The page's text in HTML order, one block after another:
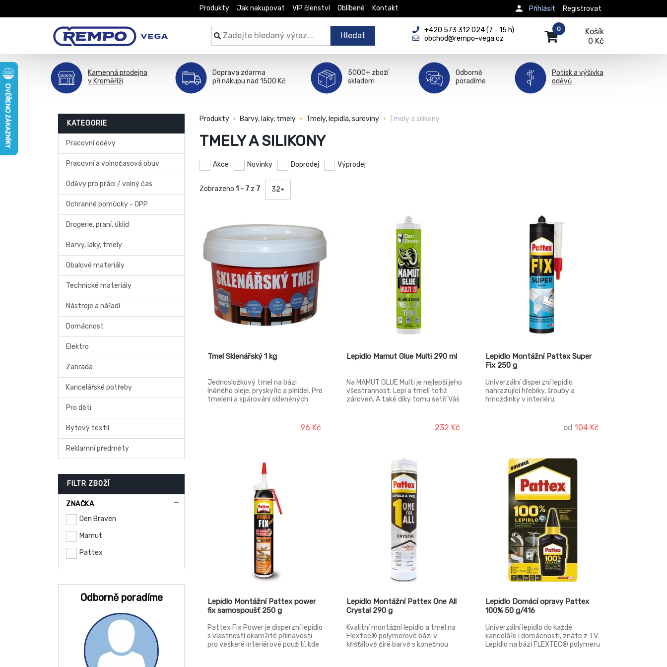
Produkty Jak nakupovat VIP členství Oblíbené Kontakt Registrovat
Přihlásit
Hledat
+420 573 312 024 (7 - 15 h)
obchod@rempo-vega.cz
Košík
0 Kč
0
Kamenná prodejna
v Kroměříži
Doprava zdarma
při nákupu nad 1500 Kč
5000+ zboží
skladem
Odborně
poradíme
Potisk a výšivka
oděvů
KATEGORIE
Pracovní oděvy
Pracovní a volnočasová obuv
Oděvy pro práci / volný čas
Ochranné pomůcky - OPP
Drogerie, praní, úklid
Barvy, laky, tmely
Obalové materiály
Technické materiály
Nástroje a nářadí
Domácnost
Elektro
Zahrada
Kancelářské potřeby
Pro děti
Bytový textil
Reklamní předměty
FILTR ZBOŽÍ
ZNAČKA
Den Braven
Mamut
Pattex
Odborně poradíme
Produkty Barvy, laky, tmely Tmely, lepidla, suroviny Tmely a silikony
TMELY A SILIKONY
Akce Novinky Doprodej Výprodej
Zobrazeno 1 - 7 z 7 32
Tmel Sklenářský 1 kg
Jednosložkový tmel na bázi
lněného oleje, pryskyřic a plnidel. Pro
tmelení a spárování skleněných
skleněných výplní zahradních96 Kč
Lepidlo Mamut Glue Multi 290 ml
Na MAMUT GLUE Multi je nejlepší jeho
všestrannost. Lepí a tmelí totiž
zároveň. A také díky tomu šetří Váš
232 Kč
Lepidlo Montážní Pattex Super
Fix 250 g
Univerzální disperzní lepidlo
nahrazující hřebíky, šrouby a
hmoždinky v interiéru.
od 104 Kč
Lepidlo Montážní Pattex power
fix samospoušť 250 g
Pattex Fix Power je disperzní lepidlo
s vlastností okamžité přilnavosti
pro veškeré interiérové použití, kde
Lepidlo Montážní Pattex One All
Crystal 290 g
Kvalitní montážní lepidlo a tmel na
Flextec® polymerové bázi v
křišťálově čiré barvě s konečnou
Lepidlo Domácí opravy Pattex
100% 50 g/416
Univerzální lepidlo do každé
kanceláře i domácnosti, znáte z TV.
Lepidlo na bázi FLEXTEC® polymeru